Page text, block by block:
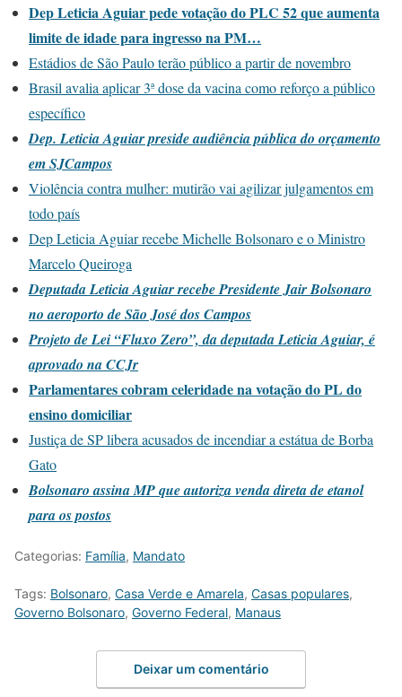
Dep Leticia Aguiar pede votação do PLC 52 que aumenta
limite de idade para ingresso na PM…
Estádios de São Paulo terão público a partir de novembro
Brasil avalia aplicar 3ª dose da vacina como reforço a público
específico
Dep. Leticia Aguiar preside audiência pública do orçamento
em SJCampos
Violência contra mulher: mutirão vai agilizar julgamentos em
todo país
Dep Leticia Aguiar recebe Michelle Bolsonaro e o Ministro
Marcelo Queiroga
Deputada Leticia Aguiar recebe Presidente Jair Bolsonaro
no aeroporto de São José dos Campos
Projeto de Lei “Fluxo Zero”, da deputada Leticia Aguiar, é
aprovado na CCJr
Parlamentares cobram celeridade na votação do PL do
ensino domiciliar
Justiça de SP libera acusados de incendiar a estátua de Borba
Gato
Bolsonaro assina MP que autoriza venda direta de etanol
para os postos
Categorias: Família, Mandato
Tags: Bolsonaro, Casa Verde e Amarela, Casas populares,
Governo Bolsonaro, Governo Federal, Manaus
Deixar um comentário